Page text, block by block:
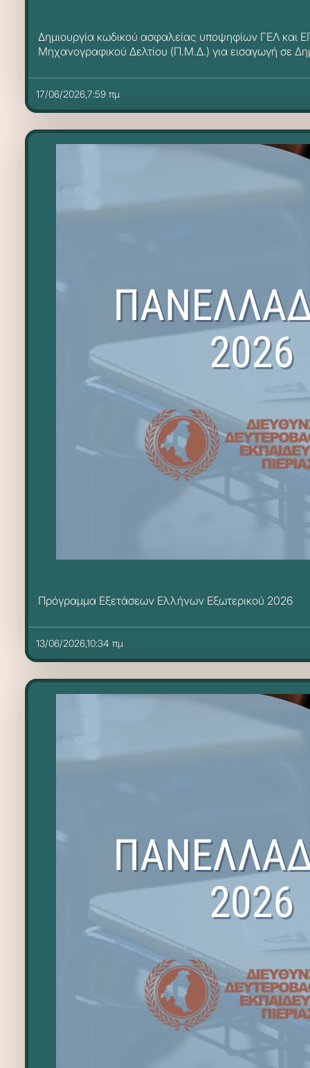
Δημιουργία κωδικού ασφαλείας υποψηφίων ΓΕΛ και
Μηχανογραφικού Δελτίου (Π.Μ.Δ.) για εισαγωγή σε
17/06/2026,7:59 πμ
Πρόγραμμα Εξετάσεων Ελλήνων Εξωτερικού 2026
13/06/2026,10:34 πμ